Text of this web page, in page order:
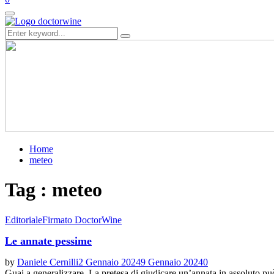
Primary
Menu
Search
for:
Search
Home
meteo
Tag : meteo
EditorialeFirmato DoctorWine
Le annate pessime
by Daniele Cernilli2 Gennaio 20249 Gennaio 20240